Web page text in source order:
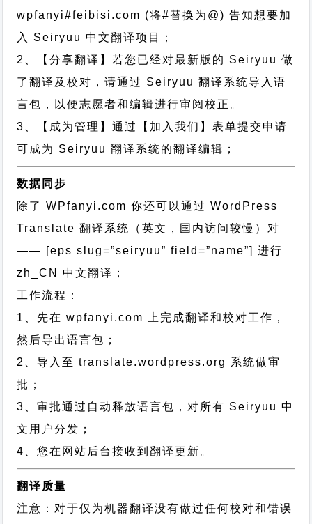
wpfanyi#feibisi.com (将#替换为@) 告知想要加
入 Seiryuu 中文翻译项目；
2、【分享翻译】若您已经对最新版的 Seiryuu 做
了翻译及校对，请通过 Seiryuu 翻译系统导入语
言包，以便志愿者和编辑进行审阅校正。
3、【成为管理】通过【加入我们】表单提交申请
可成为 Seiryuu 翻译系统的翻译编辑；
数据同步
除了 WPfanyi.com 你还可以通过WordPress
Translate 翻译系统（英文，国内访问较慢）对
—— [eps slug=”seiryuu” field=”name”]进行
zh_CN
中文翻译；
工作流程：
1、先在 wpfanyi.com 上完成翻译和校对工作，
然后导出语言包；
2、导入至 translate.wordpress.org 系统做审
批；
3、审批通过自动释放语言包，对所有 Seiryuu 中
文用户分发；
4、您在网站后台接收到翻译更新。
翻译质量
注意：对于仅为机器翻译没有做过任何校对和错误